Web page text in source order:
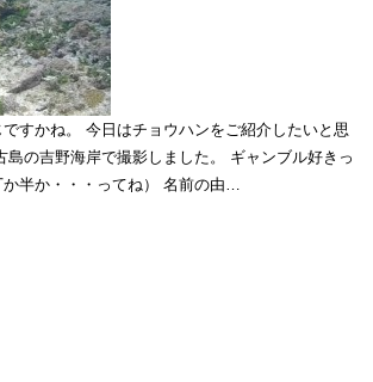
すかね。 今日はチョウハンをご紹介したいと思
島の吉野海岸で撮影しました。 ギャンブル好きっ
半か・・・ってね） 名前の由…